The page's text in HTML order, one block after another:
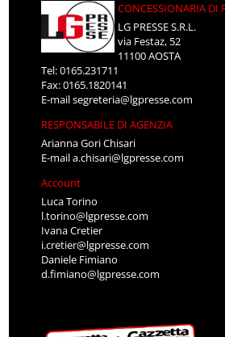
CONCESSIONARIA DI
LG PRESSE S.R.L.
via Festaz, 52
11100 AOSTA
Tel: 0165.231711
Fax: 0165.1820141
E-mailsegreteria@lgpresse.com
RESPONSABILE DI AGENZIA
Arianna Gori Chisari
E-maila.chisari@lgpresse.com
Account
Luca Torino
l.torino@lgpresse.com
Ivana Cretier
i.cretier@lgpresse.com
Daniele Fimiano
d.fimiano@lgpresse.com